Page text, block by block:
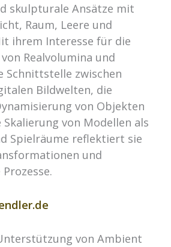
skulpturale Ansätze mit
Raum, Leere und
ihrem Interesse für die
Realvolumina und
Schnittstelle zwischen
Bildwelten, die
von Objekten
Skalierung von Modellen als
Spielräume reflektiert sie
und
von Ambient